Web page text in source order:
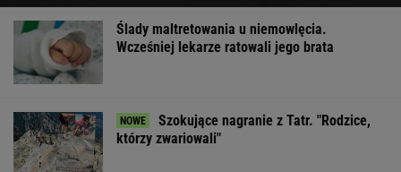
Ślady maltretowania u niemowlęcia.
Wcześniej lekarze ratowali jego brata
Szokujące nagranie z Tatr. "Rodzice,
którzy zwariowali"